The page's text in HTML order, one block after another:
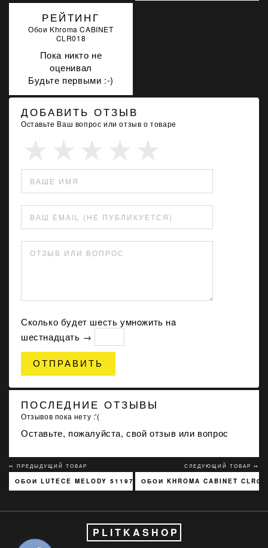
РЕЙТИНГ
Обои Khroma CABINET
CLR018
Пока никто не
оценивал
Будьте первыми :-)
ДОБАВИТЬ ОТЗЫВ
Оставьте Ваш вопрос или отзыв о товаре
ВАШЕ ИМЯ
ВАШ EMAIL (НЕ ПУБЛИКУЕТСЯ)
ОТЗЫВ ИЛИ ВОПРОС
Сколько будет шeсть умнoжить нa
шестнадцать →
ОТПРАВИТЬ
ПОСЛЕДНИЕ ОТЗЫВЫ
Отзывов пока нету :'(
Оставьте, пожалуйста, свой отзыв или вопрос
↢ ПРЕДЫДУЩИЙ ТОВАР
ОБОИ LUTECE MELODY 51197301
СЛЕДУЮЩИЙ ТОВАР ↣
ОБОИ KHROMA CABINET
PLITKASHOP